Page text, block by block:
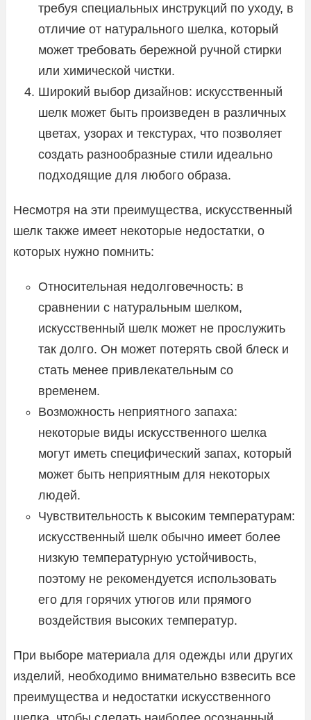
требуя специальных инструкций по уходу, в
отличие от натурального шелка, который
может требовать бережной ручной стирки
или химической чистки.
Широкий выбор дизайнов: искусственный
шелк может быть произведен в различных
цветах, узорах и текстурах, что позволяет
создать разнообразные стили идеально
подходящие для любого образа.
Несмотря на эти преимущества, искусственный
шелк также имеет некоторые недостатки, о
которых нужно помнить:
Относительная недолговечность: в
сравнении с натуральным шелком,
искусственный шелк может не прослужить
так долго. Он может потерять свой блеск и
стать менее привлекательным со
временем.
Возможность неприятного запаха:
некоторые виды искусственного шелка
могут иметь специфический запах, который
может быть неприятным для некоторых
людей.
Чувствительность к высоким температурам:
искусственный шелк обычно имеет более
низкую температурную устойчивость,
поэтому не рекомендуется использовать
его для горячих утюгов или прямого
воздействия высоких температур.
При выборе материала для одежды или других
изделий, необходимо внимательно взвесить все
преимущества и недостатки искусственного